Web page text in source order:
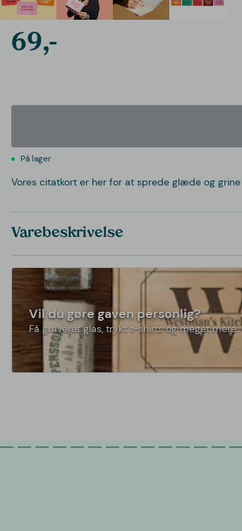
69,-
På lager
Vores citatkort er her for at sprede glæde og
Varebeskrivelse
Vil du gøre gaven personlig?
Få graveret glas, trykt t-shirts og meget mere.